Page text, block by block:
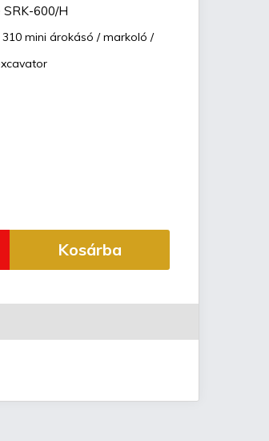
SRK-600/H
310 mini árokásó / markoló /
Kosárba